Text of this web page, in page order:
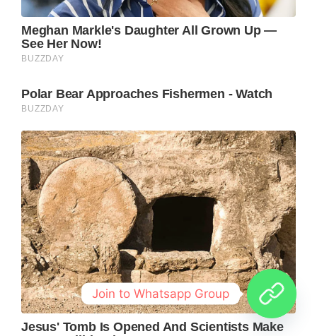
Join to Whatsapp Group